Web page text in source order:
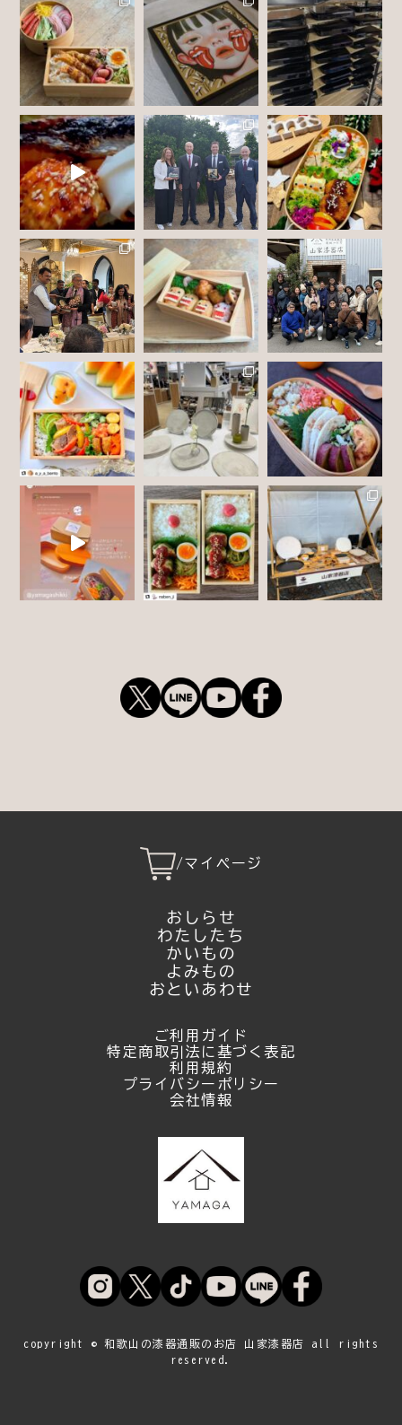
/マイページ
おしらせ
わたしたち
かいもの
よみもの
おといあわせ
ご利用ガイド
特定商取引法に基づく表記
利用規約
プライバシーポリシー
会社情報
copyright © 和歌山の漆器通販のお店 山家漆器店 all rights
reserved.